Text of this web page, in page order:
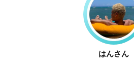
はんさん